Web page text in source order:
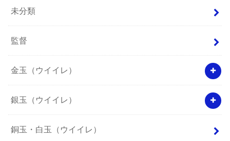
未分類
監督
金玉（ウイイレ）
銀玉（ウイイレ）
銅玉・白玉（ウイイレ）